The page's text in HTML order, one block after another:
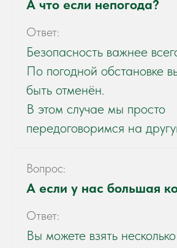
А что если непогода?
Ответ:
Безопасность важнее
По погодной обстановке
быть отменён.
В этом случае мы просто
передоговоримся на
Вопрос:
А если у нас большая
Ответ:
Вы можете взять